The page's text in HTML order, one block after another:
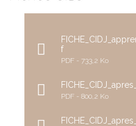
f
PDF 733,2 Ko
PDF 800,2 Ko